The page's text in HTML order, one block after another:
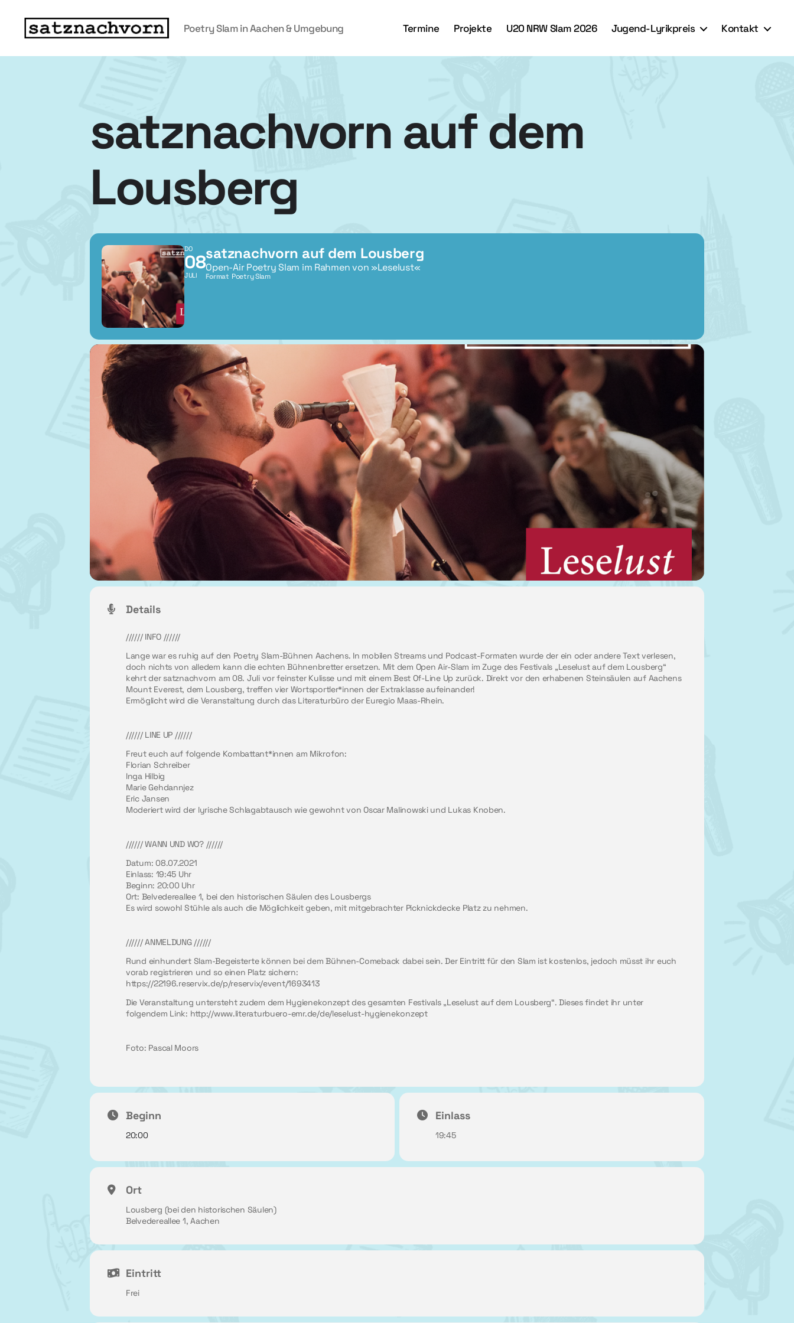
Poetry Slam in Aachen & Umgebung Termine Projekte U20 NRW Slam 2026 Jugend-Lyrikpreis Kontakt
satznachvorn auf dem
Lousberg
DO
08
JULI
satznachvorn auf dem Lousberg
Open-Air Poetry Slam im Rahmen von »Leselust«
Format Poetry Slam
Details
////// INFO //////
Lange war es ruhig auf den Poetry Slam-Bühnen Aachens. In mobilen Streams und Podcast-Formaten wurde der ein oder andere Text verlesen,
doch nichts von alledem kann die echten Bühnenbretter ersetzen. Mit dem Open Air-Slam im Zuge des Festivals „Leselust auf dem Lousberg“
kehrt der satznachvorn am 08. Juli vor feinster Kulisse und mit einem Best Of-Line Up zurück. Direkt vor den erhabenen Steinsäulen auf Aachens
Mount Everest, dem Lousberg, treffen vier Wortsportler*innen der Extraklasse aufeinander!
Ermöglicht wird die Veranstaltung durch das Literaturbüro der Euregio Maas-Rhein.
////// LINE UP //////
Freut euch auf folgende Kombattant*innen am Mikrofon:
Florian Schreiber
Inga Hilbig
Marie Gehdannjez
Eric Jansen
Moderiert wird der lyrische Schlagabtausch wie gewohnt von Oscar Malinowski und Lukas Knoben.
////// WANN UND WO? //////
Datum: 08.07.2021
Einlass: 19:45 Uhr
Beginn: 20:00 Uhr
Ort: Belvedereallee 1, bei den historischen Säulen des Lousbergs
Es wird sowohl Stühle als auch die Möglichkeit geben, mit mitgebrachter Picknickdecke Platz zu nehmen.
////// ANMELDUNG //////
Rund einhundert Slam-Begeisterte können bei dem Bühnen-Comeback dabei sein. Der Eintritt für den Slam ist kostenlos, jedoch müsst ihr euch
vorab registrieren und so einen Platz sichern:
https://22196.reservix.de/p/reservix/event/1693413
Die Veranstaltung untersteht zudem dem Hygienekonzept des gesamten Festivals „Leselust auf dem Lousberg“. Dieses findet ihr unter
folgendem Link: http://www.literaturbuero-emr.de/de/leselust-hygienekonzept
Foto: Pascal Moors
Beginn
20:00
Einlass
19:45
Ort
Lousberg (bei den historischen Säulen)
Belvedereallee 1, Aachen
Eintritt
Frei